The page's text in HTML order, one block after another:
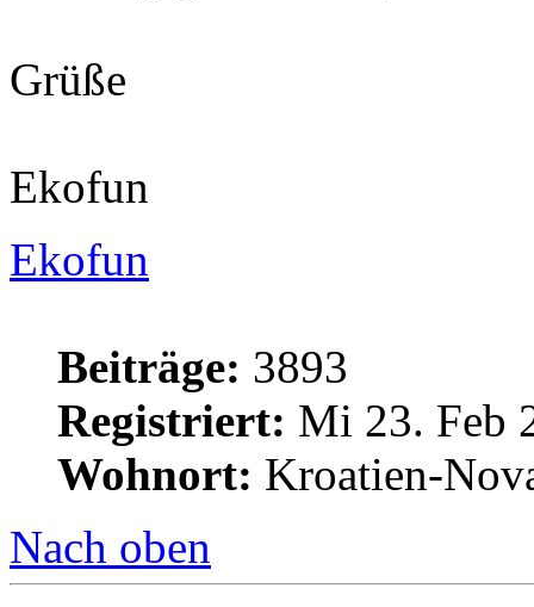
Grüße
Ekofun
Ekofun
Beiträge: 3893
Registriert: Mi 23. Feb
Wohnort: Kroatien-
Nach oben